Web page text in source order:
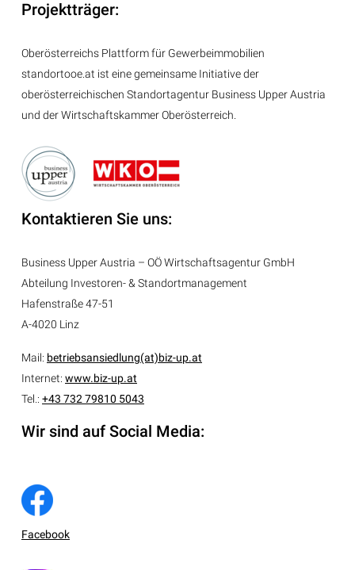
Projektträger:
Oberösterreichs Plattform für Gewerbeimmobilien
standortooe.at ist eine gemeinsame Initiative der
oberösterreichischen Standortagentur Business Upper Austria
und der Wirtschaftskammer Oberösterreich.
Kontaktieren Sie uns:
Business Upper Austria – OÖ Wirtschaftsagentur GmbH
Abteilung Investoren- & Standortmanagement
Hafenstraße 47-51
A-4020 Linz
Mail: betriebsansiedlung(at)biz-up.at
Internet: www.biz-up.at
Tel.: +43 732 79810 5043
Wir sind auf Social Media:
Facebook